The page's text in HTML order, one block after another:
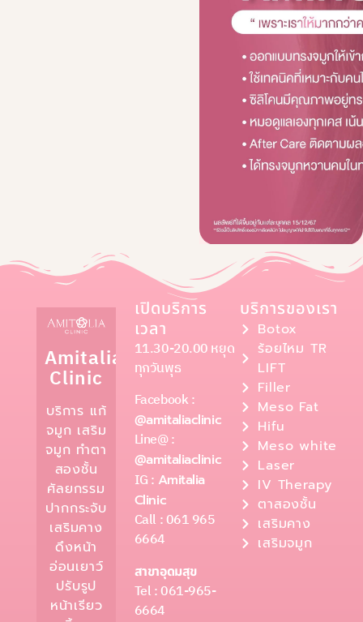
Amitalia
Clinic
บริการ แก้
จมูก เสริม
จมูก ทำตา
สองชั้น
ศัลยกรรม
ปากกระจับ
เสริมคาง
ดึงหน้า
อ่อนเยาว์
ปรับรูป
หน้าเรียว
เปิดบริการ
เวลา
11.30-20.00 หยุด
ทุกวันพุธ
Facebook :
@amitaliaclinic
Line@ :
@amitaliaclinic
IG : Amitalia
Clinic
Call : 061 965
6664
สาขาอุดมสุข
Tel : 061-965-
6664
บริการของเรา
Botox
ร้อยไหม TR
LIFT
Filler
Meso Fat
Hifu
Meso white
Laser
IV Therapy
ตาสองชั้น
เสริมคาง
เสริมจมูก